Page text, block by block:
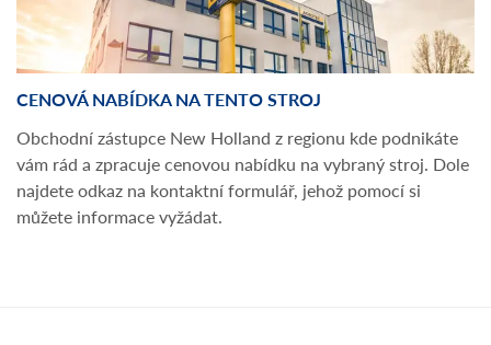
CENOVÁ NABÍDKA NA TENTO STROJ
Obchodní zástupce New Holland z regionu kde podnikáte
vám rád a zpracuje cenovou nabídku na vybraný stroj. Dole
najdete odkaz na kontaktní formulář, jehož pomocí si
můžete informace vyžádat.